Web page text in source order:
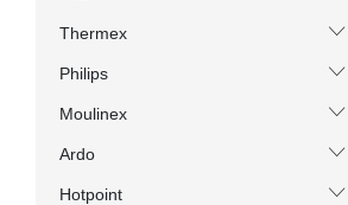
Thermex
Philips
Moulinex
Ardo
Hotpoint